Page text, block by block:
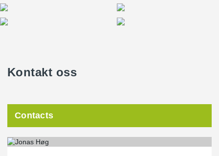
Kontakt oss
Contacts